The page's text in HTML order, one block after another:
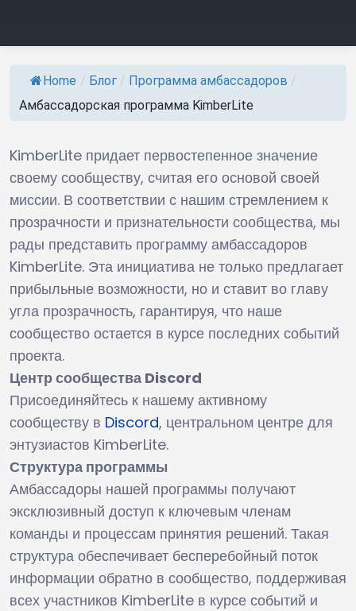
Home / Блог / Программа амбассадоров /
Амбассадорская программа KimberLite
KimberLite придает первостепенное значение
своему сообществу, считая его основой своей
миссии. В соответствии с нашим стремлением к
прозрачности и признательности сообщества, мы
рады представить программу амбассадоров
KimberLite. Эта инициатива не только предлагает
прибыльные возможности, но и ставит во главу
угла прозрачность, гарантируя, что наше
сообщество остается в курсе последних событий
проекта.
Центр сообщества Discord
Присоединяйтесь к нашему активному
сообществу в Discord, центральном центре для
энтузиастов KimberLite.
Структура программы
Амбассадоры нашей программы получают
эксклюзивный доступ к ключевым членам
команды и процессам принятия решений. Такая
структура обеспечивает бесперебойный поток
информации обратно в сообщество, поддерживая
всех участников KimberLite в курсе событий и